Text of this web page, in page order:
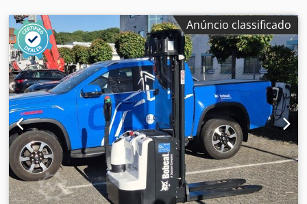
Anúncio classificado